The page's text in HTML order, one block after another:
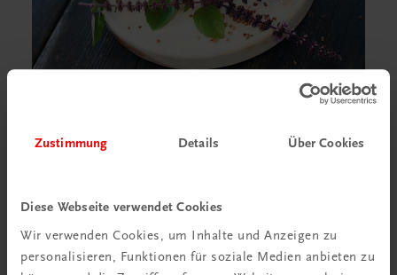
Zustimmung Details Über Cookies
Diese Webseite verwendet Cookies
Wir verwenden Cookies, um Inhalte und Anzeigen zu
personalisieren, Funktionen für soziale Medien anbieten zu